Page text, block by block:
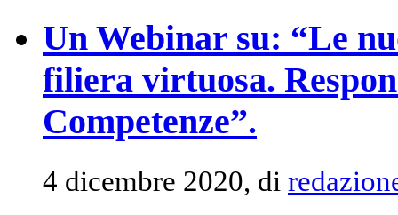
Un Webinar su: “Le
filiera virtuosa.
Competenze”.
4 dicembre 2020, di